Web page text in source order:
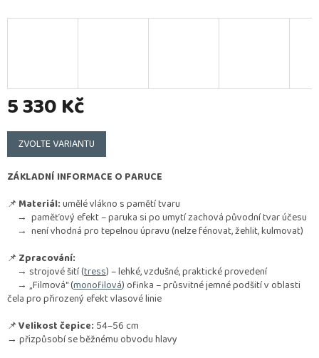
5 330 Kč
Měrná
cena:
ZVOLTE VARIANTU
ZÁKLADNÍ INFORMACE O PARUCE
📌Materiál:umělé vlákno s pamětí tvaru
→ paměťový efekt – paruka si po umytí zachová původní tvar účesu
→ není vhodná pro tepelnou úpravu (nelze fénovat, žehlit, kulmovat)
📌Zpracování:
→ strojové šití (tress) – lehké, vzdušné, praktické provedení
→ „Filmová“ (monofilová) ofinka – průsvitné jemné podšití v oblasti
čela pro přirozený efekt vlasové linie
📌Velikost čepice: 54–56 cm
→ přizpůsobí se běžnému obvodu hlavy